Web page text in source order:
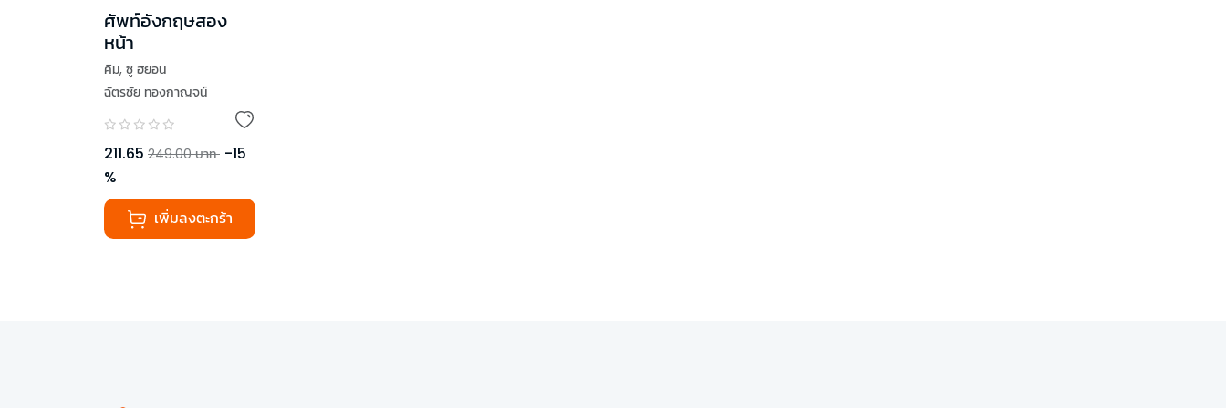
ศัพท์อังกฤษสอง
หน้า
คิม, ซู ฮยอน
ฉัตรชัย ทองกาญจน์
211.65 249.00 บาท -15
%
เพิ่มลงตะกร้า